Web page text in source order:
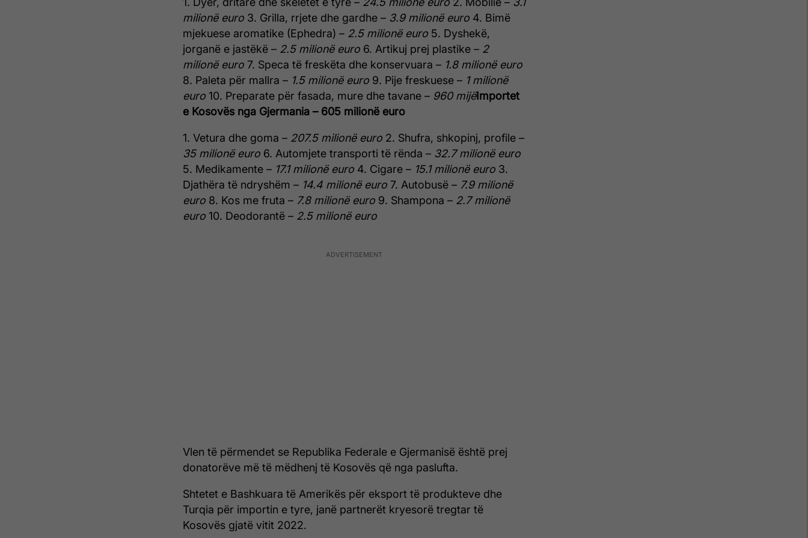
milionë euro 3. Grilla, rrjete dhe gardhe – 3.9 milionë euro 4. Bimë
mjekuese aromatike (Ephedra) – 2.5 milionë euro 5. Dyshekë,
jorganë e jastëkë – 2.5 milionë euro 6. Artikuj prej plastike – 2
milionë euro 7. Speca të freskëta dhe konservuara – 1.8 milionë euro
8. Paleta për mallra – 1.5 milionë euro 9. Pije freskuese – 1 milionë
euro 10. Preparate për fasada, mure dhe tavane – 960 mijëImportet
e Kosovës nga Gjermania – 605 milionë euro
1. Vetura dhe goma – 207.5 milionë euro 2. Shufra, shkopinj, profile –
35 milionë euro 6. Automjete transporti të rënda – 32.7 milionë euro
5. Medikamente – 17.1 milionë euro 4. Cigare – 15.1 milionë euro 3.
Djathëra të ndryshëm – 14.4 milionë euro 7. Autobusë – 7.9 milionë
euro 8. Kos me fruta – 7.8 milionë euro 9. Shampona – 2.7 milionë
euro 10. Deodorantë – 2.5 milionë euro
Vlen të përmendet se Republika Federale e Gjermanisë është prej
donatorëve më të mëdhenj të Kosovës që nga paslufta.
Shtetet e Bashkuara të Amerikës për eksport të produkteve dhe
Turqia për importin e tyre, janë partnerët kryesorë tregtar të
Kosovës gjatë vitit 2022.